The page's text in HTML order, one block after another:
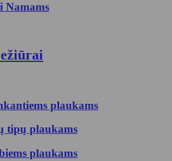
Namams
plaukams
tipų plaukams
plaukams